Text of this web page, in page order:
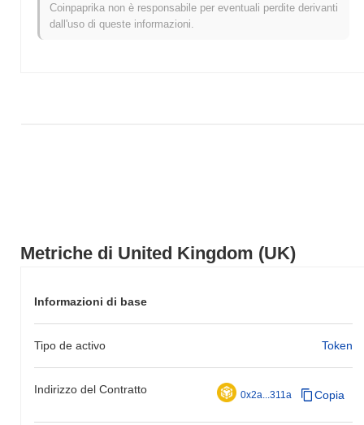
Metriche di United Kingdom (UK)
Informazioni di base
Tipo de activo Token
Indirizzo del Contratto 0x2a...311a Copia
Negli ultimi 7 giorni, United Kingdom ha guadagnato
superando il mercato crypto complessivo che ha registrato un
Coinpaprika non è responsabile per eventuali perdite derivanti
dall'uso di queste informazioni.